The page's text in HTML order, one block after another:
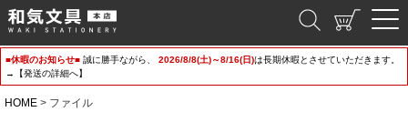
■休暇のお知らせ■ 誠に勝手ながら、 2026/8/8(土)～8/16(日)は長期休暇とさせていただきます。
→【発送の詳細へ】
HOME ファイル